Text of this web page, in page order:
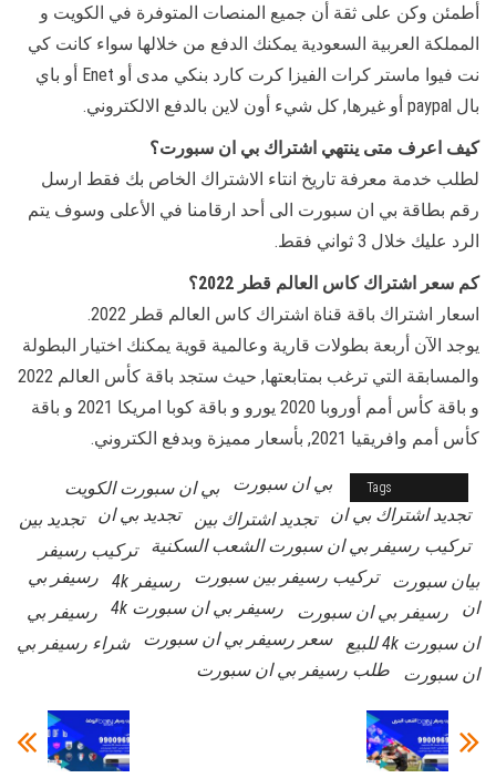
أطمئن وكن على ثقة أن جميع المنصات المتوفرة في الكويت و
المملكة العربية السعودية يمكنك الدفع من خلالها سواء كانت كي
نت فيوا ماستر كرات الفيزا كرت كارد بنكي مدى أو Enet أو باي
بال paypal أو غيرها, كل شيء أون لاين بالدفع الالكتروني.
كيف اعرف متى ينتهي اشتراك بي ان سبورت؟
لطلب خدمة معرفة تاريخ انتاء الاشتراك الخاص بك فقط ارسل
رقم بطاقة بي ان سبورت الى أحد ارقامنا في الأعلى وسوف يتم
الرد عليك خلال 3 ثواني فقط.
كم سعر اشتراك كاس العالم قطر 2022؟
اسعار اشتراك باقة قناة اشتراك كاس العالم قطر 2022.
يوجد الآن أربعة بطولات قارية وعالمية قوية يمكنك اختيار البطولة
والمسابقة التي ترغب بمتابعتها, حيث ستجد باقة كأس العالم 2022
و باقة كأس أمم أوروبا 2020 يورو و باقة كوبا امريكا 2021 و باقة
كأس أمم وافريقيا 2021, بأسعار مميزة وبدفع الكتروني.
Tags بي ان سبورت
بي ان سبورت الكويت
تجديد اشتراك بي ان
تجديد اشتراك بين تجديد بي ان
تجديد بين
تركيب رسيفر بي ان سبورت الشعب السكنية
تركيب رسيفر
بيان سبورت
تركيب رسيفر بين سبورت رسيفر 4k
رسيفر بي
ان
رسيفر بي ان سبورت رسيفر بي ان سبورت 4k
رسيفر بي
ان سبورت 4k للبيع
سعر رسيفر بي ان سبورت
شراء رسيفر بي
ان سبورت
طلب رسيفر بي ان سبورت